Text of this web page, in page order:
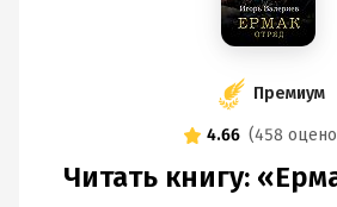
Премиум
4.66 (458
Читать книгу: